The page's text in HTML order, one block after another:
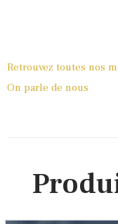
Retrouvez toutes nos
On parle de nous